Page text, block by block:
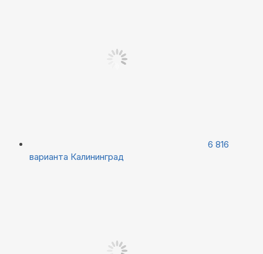
6 816
варианта Калининград